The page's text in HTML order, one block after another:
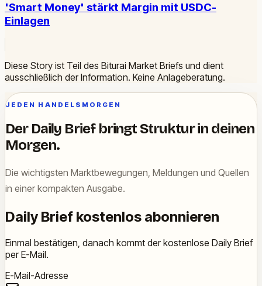
'Smart Money' stärkt Margin mit USDC-
Einlagen
Diese Story ist Teil des Biturai Market Briefs und dient
ausschließlich der Information. Keine Anlageberatung.
JEDEN HANDELSMORGEN
Der Daily Brief bringt Struktur in deinen
Morgen.
Die wichtigsten Marktbewegungen, Meldungen und Quellen
in einer kompakten Ausgabe.
Daily Brief kostenlos abonnieren
Einmal bestätigen, danach kommt der kostenlose Daily Brief
per E-Mail.
E-Mail-Adresse